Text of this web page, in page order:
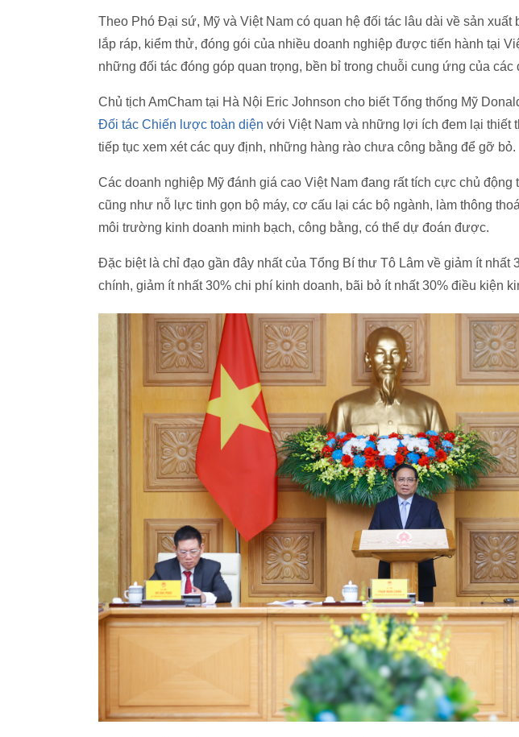
Theo Phó Đại sứ, Mỹ và Việt Nam có quan hệ đối tác lâu dài về sản xuất
lắp ráp, kiểm thử, đóng gói của nhiều doanh nghiệp được tiến hành tại
những đối tác đóng góp quan trọng, bền bỉ trong chuỗi cung ứng của các
Chủ tịch AmCham tại Hà Nội Eric Johnson cho biết Tổng thống Mỹ
Đối tác Chiến lược toàn diện với Việt Nam và những lợi ích đem lại thiết
tiếp tục xem xét các quy định, những hàng rào chưa công bằng để gỡ bỏ.
Các doanh nghiệp Mỹ đánh giá cao Việt Nam đang rất tích cực chủ động
cũng như nỗ lực tinh gọn bộ máy, cơ cấu lại các bộ ngành, làm thông
môi trường kinh doanh minh bạch, công bằng, có thể dự đoán được.
Đặc biệt là chỉ đạo gần đây nhất của Tổng Bí thư Tô Lâm về giảm ít nhất
chính, giảm ít nhất 30% chi phí kinh doanh, bãi bỏ ít nhất 30% điều kiện